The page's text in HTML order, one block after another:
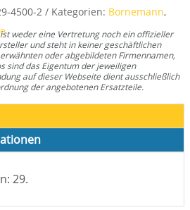
4500-2 Kategorien: Bornemann,
weder eine Vertretung noch ein offizieller
und steht in keiner geschäftlichen
oder abgebildeten Firmennamen,
sind das Eigentum der jeweiligen
auf dieser Webseite dient ausschließlich
der angebotenen Ersatzteile.
29.